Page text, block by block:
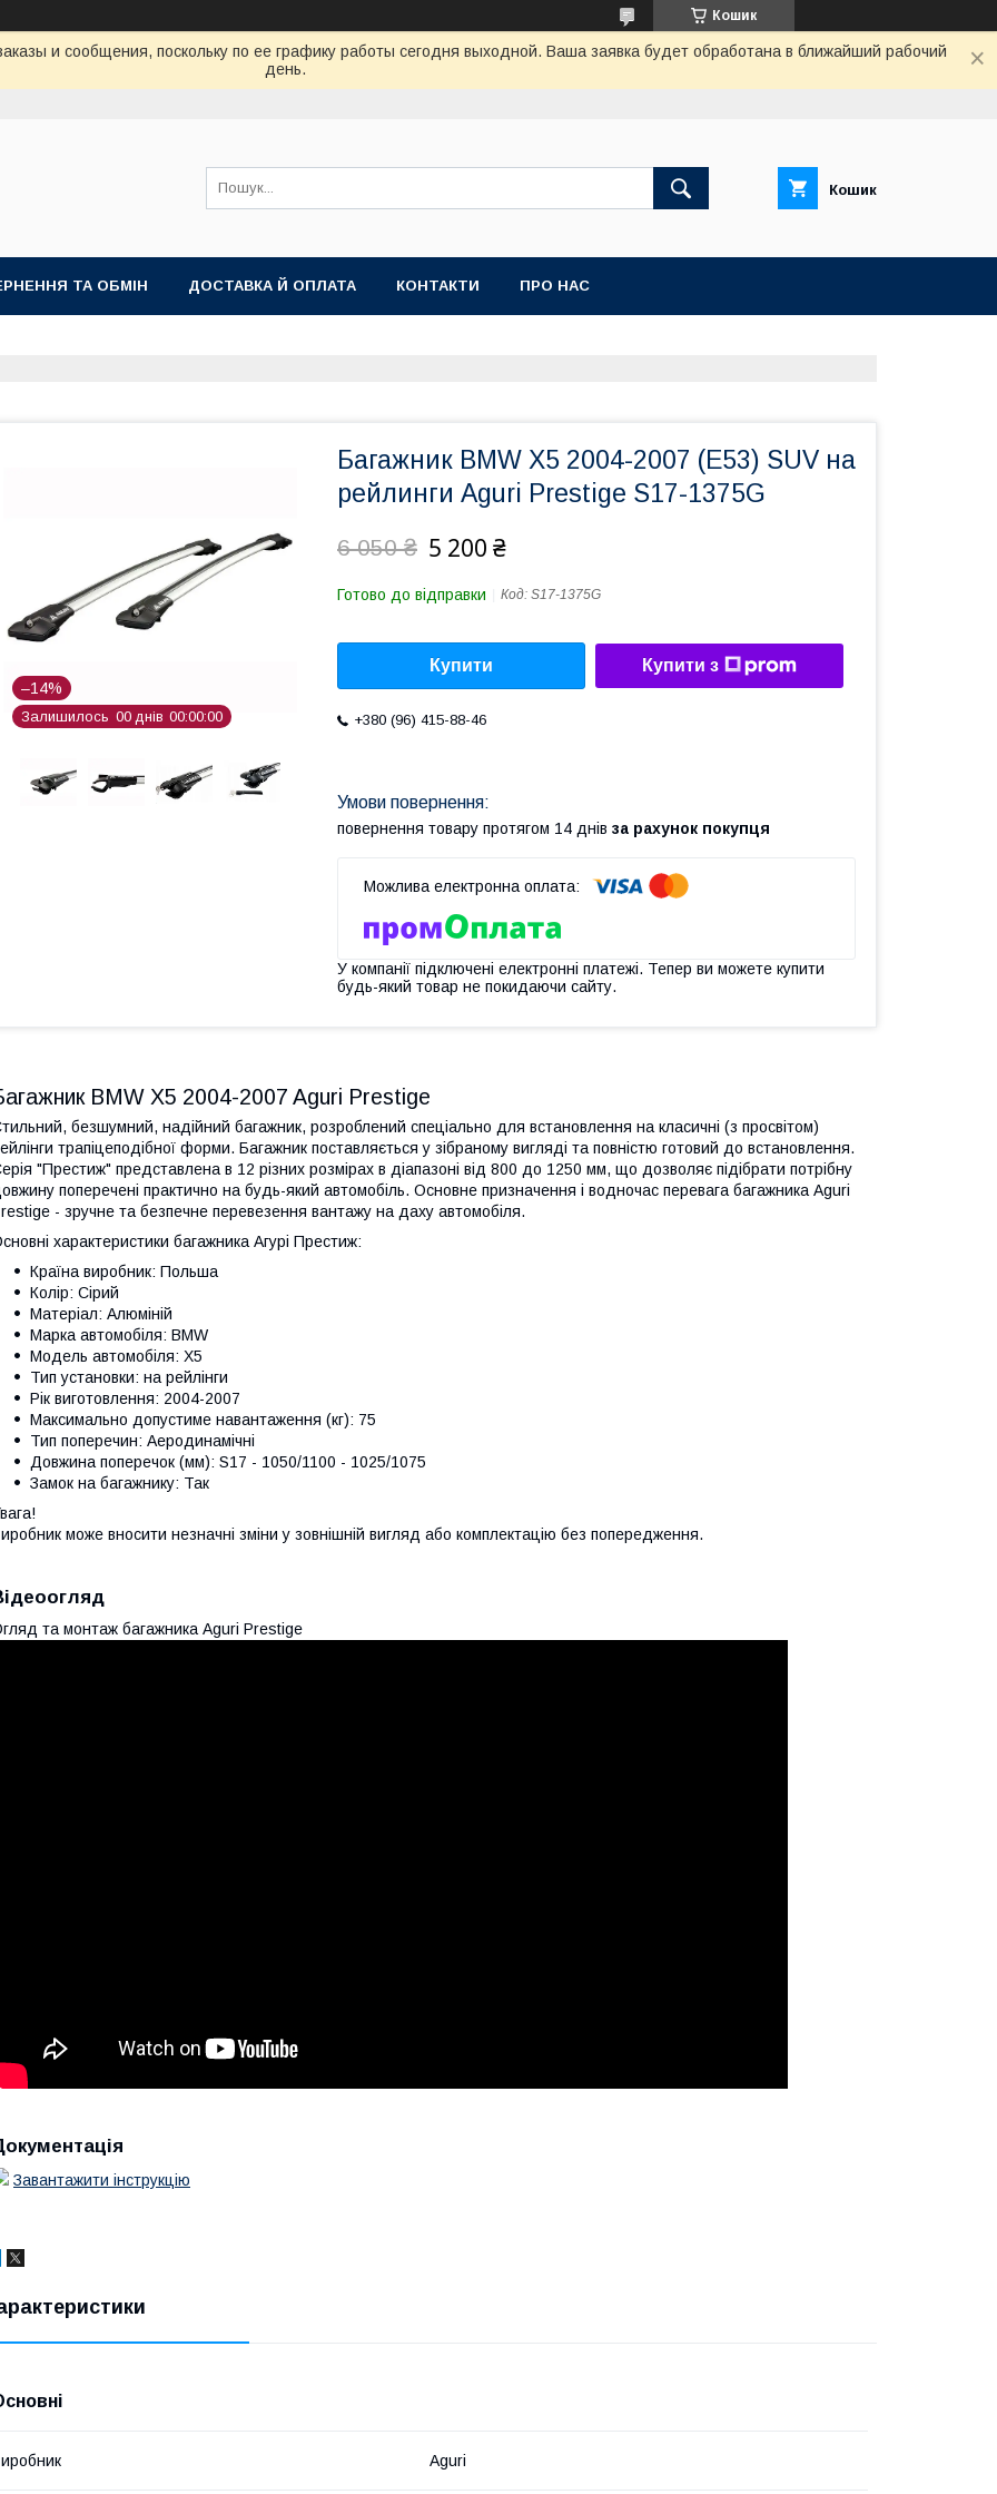
Кошик
и сообщения, поскольку по ее графику работы сегодня выходной. Ваша заявка будет обработана в ближайший рабочий
день.
Кошик
ТА ОБМІН ДОСТАВКА Й ОПЛАТА КОНТАКТИ ПРО НАС
–14%
Залишилось 00 днів 00 00 00
Багажник BMW X5 2004-2007 (E53) SUV на
рейлинги Aguri Prestige S17-1375G
6 050 ₴ 5 200 ₴
Готово до відправки Код: S17-1375G
Купити Купити з
+380 (96) 415-88-46
повернення товару протягом 14 днів за рахунок покупця
У компанії підключені електронні платежі. Тепер ви можете купити
будь-який товар не покидаючи сайту.
BMW X5 2004-2007 Aguri Prestige
безшумний, надійний багажник, розроблений спеціально для встановлення на класичні (з просвітом)
трапіцеподібної форми. Багажник поставляється у зібраному вигляді та повністю готовий до встановлення.
"Престиж" представлена в 12 різних розмірах в діапазоні від 800 до 1250 мм, що дозволяє підібрати потрібну
поперечені практично на будь-який автомобіль. Основне призначення і водночас перевага багажника Aguri
- зручне та безпечне перевезення вантажу на даху автомобіля.
характеристики багажника Агурі Престиж:
Країна виробник: Польша
Колір: Сірий
Матеріал: Алюміній
Марка автомобіля: BMW
Модель автомобіля: X5
Тип установки: на рейлінги
Рік виготовлення: 2004-2007
Максимально допустиме навантаження (кг): 75
Тип поперечин: Аеродинамічні
Довжина поперечок (мм): S17 - 1050/1100 - 1025/1075
Замок на багажнику: Так
може вносити незначні зміни у зовнішній вигляд або комплектацію без попередження.
та монтаж багажника Aguri Prestige
Завантажити інструкцію
Aguri